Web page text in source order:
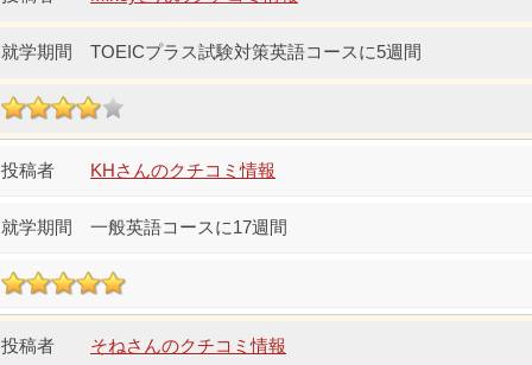
TOEICプラス試験対策英語コースに5週間
KHさんのクチコミ情報
一般英語コースに17週間
そねさんのクチコミ情報